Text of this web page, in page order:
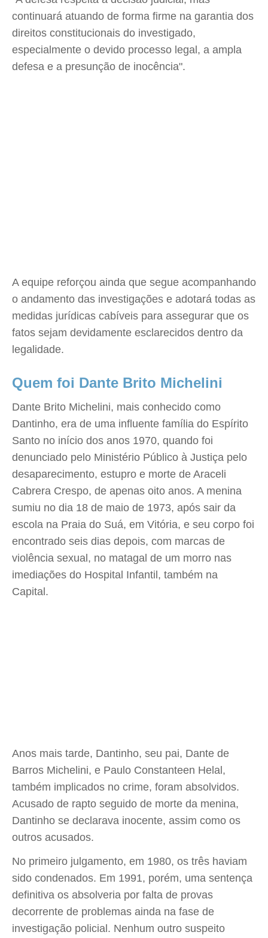
continuará atuando de forma firme na garantia dos
direitos constitucionais do investigado,
especialmente o devido processo legal, a ampla
defesa e a presunção de inocência".
A equipe reforçou ainda que segue acompanhando
o andamento das investigações e adotará todas as
medidas jurídicas cabíveis para assegurar que os
fatos sejam devidamente esclarecidos dentro da
legalidade.
Quem foi Dante Brito Michelini
Dante Brito Michelini, mais conhecido como
Dantinho, era de uma influente família do Espírito
Santo no início dos anos 1970, quando foi
denunciado pelo Ministério Público à Justiça pelo
desaparecimento, estupro e morte de Araceli
Cabrera Crespo, de apenas oito anos. A menina
sumiu no dia 18 de maio de 1973, após sair da
escola na Praia do Suá, em Vitória, e seu corpo foi
encontrado seis dias depois, com marcas de
violência sexual, no matagal de um morro nas
imediações do Hospital Infantil, também na
Capital.
Anos mais tarde, Dantinho, seu pai, Dante de
Barros Michelini, e Paulo Constanteen Helal,
também implicados no crime, foram absolvidos.
Acusado de rapto seguido de morte da menina,
Dantinho se declarava inocente, assim como os
outros acusados.
No primeiro julgamento, em 1980, os três haviam
sido condenados. Em 1991, porém, uma sentença
definitiva os absolveria por falta de provas
decorrente de problemas ainda na fase de
investigação policial. Nenhum outro suspeito